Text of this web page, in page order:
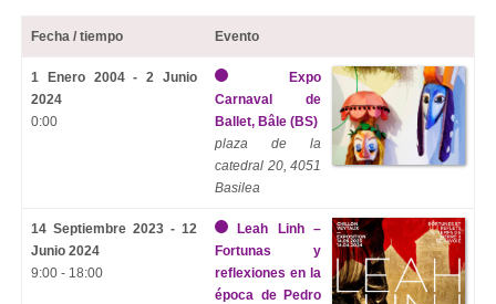
Fecha / tiempo Evento
1 Enero 2004 - 2 Junio
2024
0:00
Expo
Carnaval de
Ballet, Bâle (BS)
plaza de la
catedral 20, 4051
Basilea
14 Septiembre 2023 - 12
Junio 2024
9:00 - 18:00
Leah Linh –
Fortunas y
reflexiones en la
época de Pedro